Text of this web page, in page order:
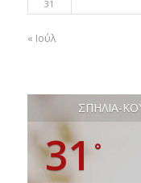
31
« Ιούλ
ΣΠΗΛΙΑ-
31 °